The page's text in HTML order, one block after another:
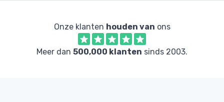
Onze klanten houden van ons
Meer dan 500,000 klanten sinds 2003.